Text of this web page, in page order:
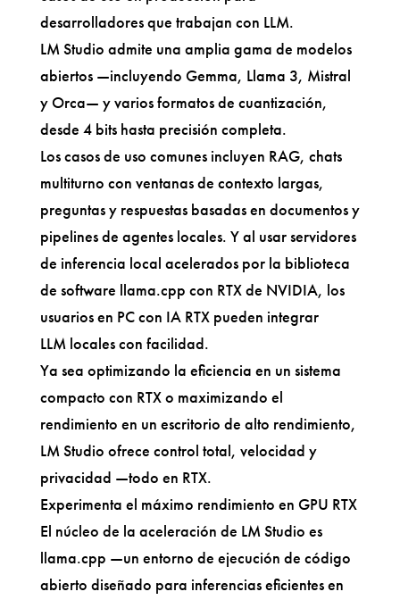
desarrolladores que trabajan con LLM.
LM Studio admite una amplia gama de modelos
abiertos —incluyendo Gemma, Llama 3, Mistral
y Orca— y varios formatos de cuantización,
desde 4 bits hasta precisión completa.
Los casos de uso comunes incluyen RAG, chats
multiturno con ventanas de contexto largas,
preguntas y respuestas basadas en documentos y
pipelines de agentes locales. Y al usar servidores
de inferencia local acelerados por la biblioteca
de software llama.cpp con RTX de NVIDIA, los
usuarios en PC con IA RTX pueden integrar
LLM locales con facilidad.
Ya sea optimizando la eficiencia en un sistema
compacto con RTX o maximizando el
rendimiento en un escritorio de alto rendimiento,
LM Studio ofrece control total, velocidad y
privacidad —todo en RTX.
Experimenta el máximo rendimiento en GPU RTX
El núcleo de la aceleración de LM Studio es
llama.cpp —un entorno de ejecución de código
abierto diseñado para inferencias eficientes en